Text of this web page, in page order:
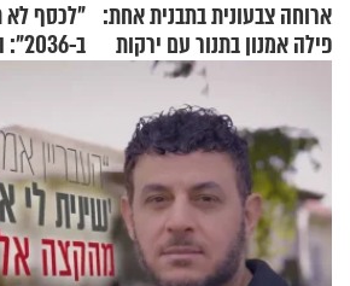
ארוחה צבעונית בתבנית אחת:
פילה אמנון בתנור עם ירקות
"לכסף
ב-